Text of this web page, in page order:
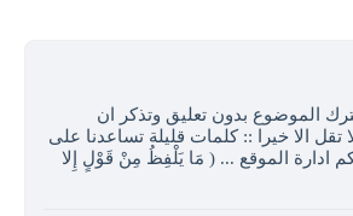
الموضوع بدون تعليق وتذكر ان
تقل الا خيرا :: كلمات قليلة تساعدنا على
ادارة الموقع ... ( مَا يَلْفِظُ مِنْ قَوْلٍ إِلا